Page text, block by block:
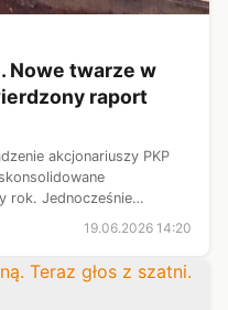
Nowe twarze w
raport
akcjonariuszy PKP
rok. Jednocześnie
- Michała
Jacka M...
19.06.2026 14:20